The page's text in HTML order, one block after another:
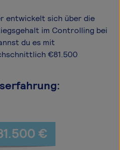
entwickelt sich über die
im Controlling bei
du es mit
€81.500
€